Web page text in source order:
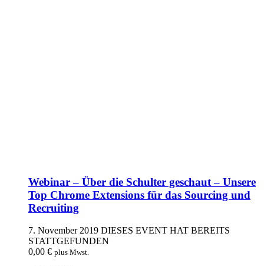
Webinar – Über die Schulter geschaut – Unsere
Top Chrome Extensions für das Sourcing und
Recruiting
7. November 2019 DIESES EVENT HAT BEREITS
STATTGEFUNDEN
0,00 € plus Mwst.